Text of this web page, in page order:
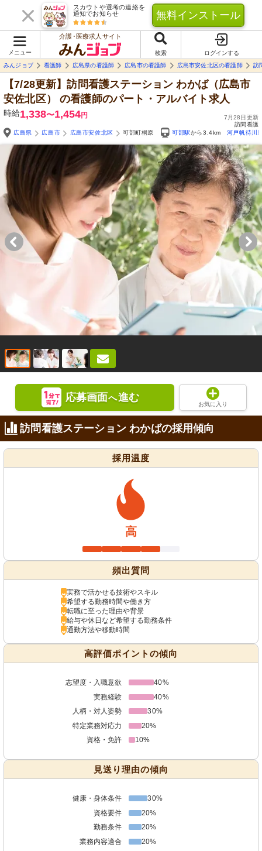
スカウトや選考の連絡を
通知でお知らせ
無料インストール
メニュー
介護･医療求人サイト
検索
ログインする
みんジョブ
看護師 広島県の看護師 広島市の看護師 広島市安佐北区の看護師 訪
【7/28更新】訪問看護ステーション わかば（広島市
安佐北区）
の看護師のパート・アルバイト求人
時給1,338〜1,454円
7月28日更新
訪問看護
広島県
広島市 広島市安佐北区 可部町桐原 可部駅から3.4km 河戸帆待川
応募画面へ進む
お気に入り
訪問看護ステーション わかばの採用傾向
採用温度
高
頻出質問
実務で活かせる技術やスキル
希望する勤務時間や働き方
転職に至った理由や背景
給与や休日など希望する勤務条件
通勤方法や移動時間
高評価ポイントの傾向
志望度・入職意欲
40%
実務経験
40%
人柄・対人姿勢
30%
特定業務対応力
20%
資格・免許
10%
見送り理由の傾向
健康・身体条件
30%
資格要件
20%
勤務条件
20%
業務内容適合
20%